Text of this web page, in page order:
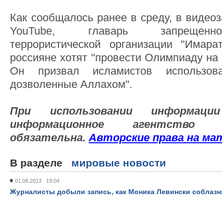
Как сообщалось ранее в среду, в
YouTube, главарь
террористической организации
россияне хотят "провести Олимпиаду
Он призвал исламистов
дозволенные Аллахом".
При использовании
информационное
обязательна. Авторские права на
В разделе мировые новости
01.08.2013 19:04
Журналисты добыли запись, как Моника Левински